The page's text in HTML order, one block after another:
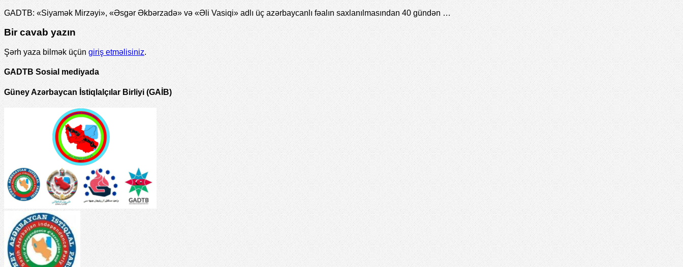
GADTB: «Siyamək Mirzəyi», «Əsgər Əkbərzadə» və «Əli Vasiqi» adlı üç azərbaycanlı fəalın saxlanılmasından 40 gündən …
Bir cavab yazın
Şərh yaza bilmək üçün giriş etməlisiniz.
GADTB Sosial mediyada
Güney Azərbaycan İstiqlalçılar Birliyi (GAİB)